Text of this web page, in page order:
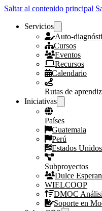
Saltar al contenido principal
Servicios
Auto-
Cursos
Eventos
Recursos
Calendario
Rutas de
Iniciativas
Países
Guatemala
Perú
Estados Unidos
Subproyectos
Dulce
WIELCOOP
DMOC
Soporte en